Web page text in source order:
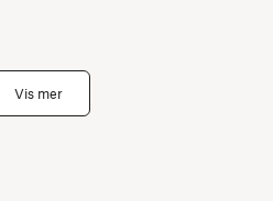
Vis mer